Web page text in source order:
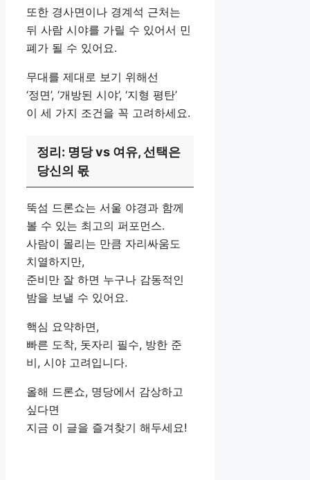
또한 경사면이나 경계석 근처는
뒤 사람 시야를 가릴 수 있어서 민
폐가 될 수 있어요.
무대를 제대로 보기 위해선
‘정면’, ‘개방된 시야’, ‘지형 평탄’
이 세 가지 조건을 꼭 고려하세요.
정리: 명당 vs 여유, 선택은
당신의 몫
뚝섬 드론쇼는 서울 야경과 함께
볼 수 있는 최고의 퍼포먼스.
사람이 몰리는 만큼 자리싸움도
치열하지만,
준비만 잘 하면 누구나 감동적인
밤을 보낼 수 있어요.
핵심 요약하면,
빠른 도착, 돗자리 필수, 방한 준
비, 시야 고려입니다.
올해 드론쇼, 명당에서 감상하고
싶다면
지금 이 글을 즐겨찾기 해두세요!